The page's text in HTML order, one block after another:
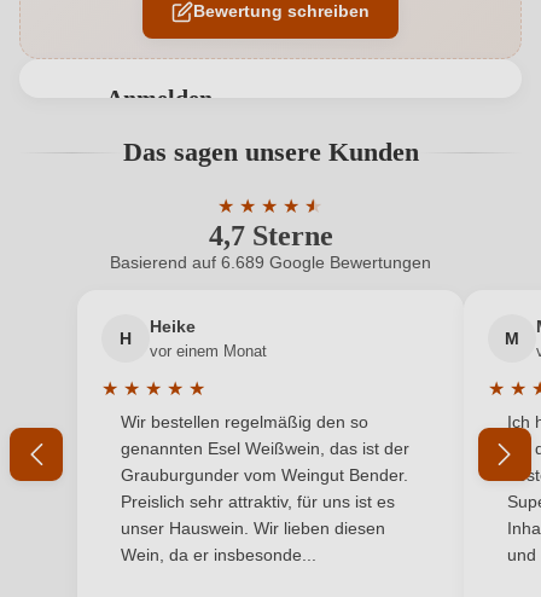
Cuvée-Rebsorten Frappato, Nero d'Avola
Viale della Resistenza 81, 97013 Comisio, Italien
Passt zu Antipasti, Wild
Qualität DOCG
Cuvée (Rot & Weiß)
Bewertung schreiben
Anmelden
Benutzern abgegeben werden. Bitte loggen Sie sich
Neuer Kunde? Neuer Kunde?
Ihre E-Mail-Adresse
Ihr Passwort
Ich habe mein Passwort vergessen
Das sagen unsere Kunden
4,7 Sterne
★ ★ ★ ★ ★
★
Durchschnittliche Bewertung von 4.7
Basierend auf 6.689 Google Bewertungen
H
Heike
vor einem Monat
★ ★ ★ ★ ★
Durchschnittliche Bewertung von 5 von 5 Sternen
Wir bestellen regelmäßig den so
genannten Esel Weißwein, das ist der
Grauburgunder vom Weingut Bender.
Preislich sehr attraktiv, für uns ist es
unser Hauswein. Wir lieben diesen
Wein, da er insbesonde...
M
★ ★
Ich
mit
und